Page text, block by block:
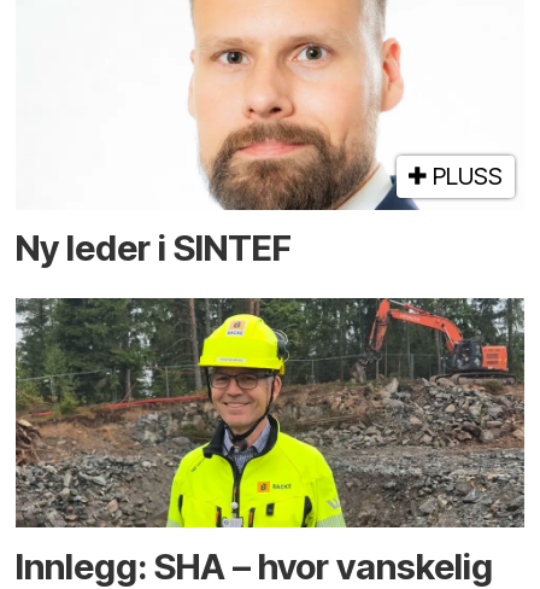
PLUSS
Ny leder i SINTEF
Innlegg: SHA – hvor vanskelig